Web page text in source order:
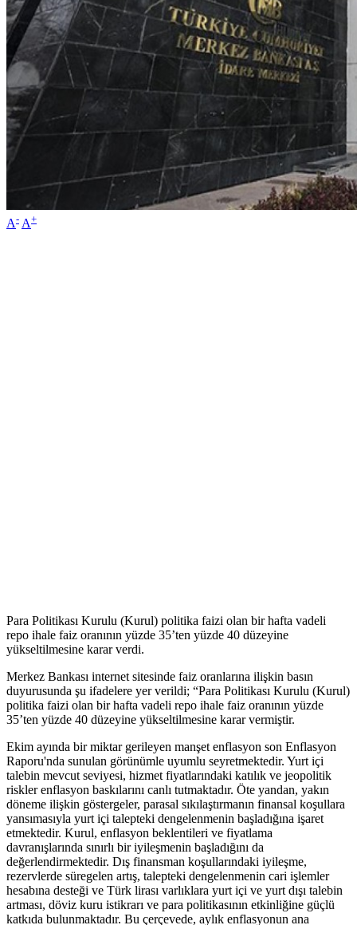
A- A+
Para Politikası Kurulu (Kurul) politika faizi olan bir hafta vadeli
repo ihale faiz oranının yüzde 35’ten yüzde 40 düzeyine
yükseltilmesine karar verdi.
Merkez Bankası internet sitesinde faiz oranlarına ilişkin basın
duyurusunda şu ifadelere yer verildi; “Para Politikası Kurulu (Kurul)
politika faizi olan bir hafta vadeli repo ihale faiz oranının yüzde
35’ten yüzde 40 düzeyine yükseltilmesine karar vermiştir.
Ekim ayında bir miktar gerileyen manşet enflasyon son Enflasyon
Raporu'nda sunulan görünümle uyumlu seyretmektedir. Yurt içi
talebin mevcut seviyesi, hizmet fiyatlarındaki katılık ve jeopolitik
riskler enflasyon baskılarını canlı tutmaktadır. Öte yandan, yakın
döneme ilişkin göstergeler, parasal sıkılaştırmanın finansal koşullara
yansımasıyla yurt içi talepteki dengelenmenin başladığına işaret
etmektedir. Kurul, enflasyon beklentileri ve fiyatlama
davranışlarında sınırlı bir iyileşmenin başladığını da
değerlendirmektedir. Dış finansman koşullarındaki iyileşme,
rezervlerde süregelen artış, talepteki dengelenmenin cari işlemler
hesabına desteği ve Türk lirası varlıklara yurt içi ve yurt dışı talebin
artması, döviz kuru istikrarı ve para politikasının etkinliğine güçlü
katkıda bulunmaktadır. Bu çerçevede, aylık enflasyonun ana